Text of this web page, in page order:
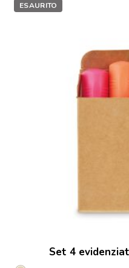
ESAURITO
Set 4